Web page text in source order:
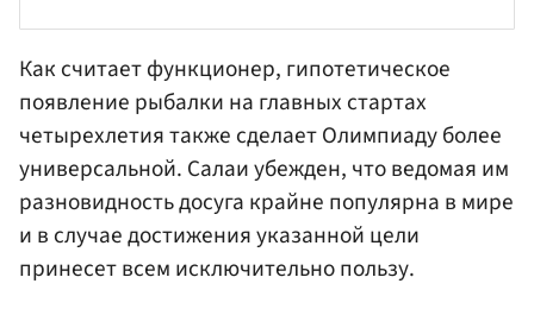
Как считает функционер, гипотетическое
появление рыбалки на главных стартах
четырехлетия также сделает Олимпиаду более
универсальной. Салаи убежден, что ведомая им
разновидность досуга крайне популярна в мире
и в случае достижения указанной цели
принесет всем исключительно пользу.